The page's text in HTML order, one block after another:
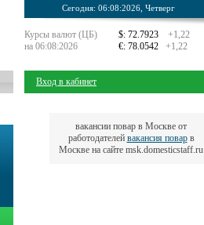
Сегодня: 06:08:2026, Четверг
Курсы валют (ЦБ)
на 06:08:2026
$: 72.7923 +1,22
€: 78.0542 +1,22
Вход в кабинет
вакансии повар в Москве от
работодателей вакансия поварв
Москве на сайте msk.domesticstaff.ru